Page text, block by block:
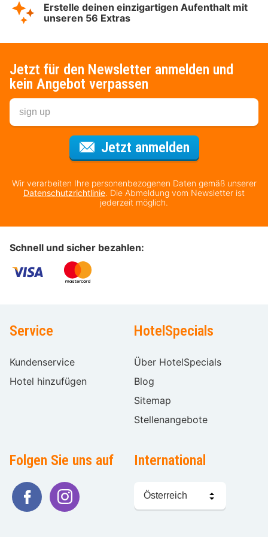
Erstelle deinen einzigartigen Aufenthalt mit
unseren 56 Extras
Jetzt für den Newsletter anmelden und
kein Angebot verpassen
Jetzt anmeldenFür den
Wir verarbeiten Ihre personenbezogenen Daten gemäß unserer
Datenschutzrichtlinie. Die Abmeldung vom Newsletter ist
jederzeit möglich.
Schnell und sicher bezahlen:
Service
Kundenservice
Hotel hinzufügen
HotelSpecials
Über HotelSpecials
Blog
Sitemap
Stellenangebote
Folgen Sie uns auf International
Sprache
wählen